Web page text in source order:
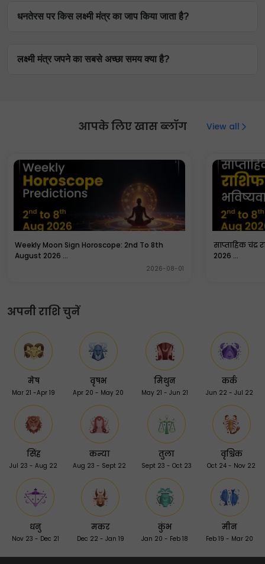
और आराम लाता है।
धनतेरस पर किस लक्ष्मी मंत्र का जाप किया जाता है?
वित्तेश्वराय नमः' का जाप करना शुभ माना जाता है।
लक्ष्मी मंत्र जपने का सबसे अच्छा समय क्या है?
आपके लिए खास ब्लॉग View all
Weekly Moon Sign Horoscope: 2nd To 8th
August 2026 ...
2026-08-01
साप्ताहिक चंद्र
2026 ...
अपनी राशि चुनें
मेष
Mar 21 -Apr 19
वृषभ
Apr 20 - May 20
मिथुन
May 21 - Jun 21
कर्क
Jun 22 - Jul 22
सिंह
Jul 23 - Aug 22
कन्या
Aug 23 - Sept 22
तुला
Sept 23 - Oct 23
वृश्चिक
Oct 24 - Nov 22
धनु
Nov 23 - Dec 21
मकर
Dec 22 - Jan 19
कुंभ
Jan 20 - Feb 18
मीन
Feb 19 - Mar 20